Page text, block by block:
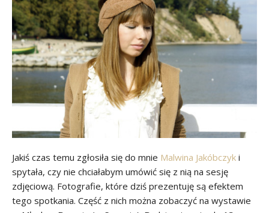
Jakiś czas temu zgłosiła się do mnie Malwina Jakóbczyk i
spytała, czy nie chciałabym umówić się z nią na sesję
zdjęciową. Fotografie, które dziś prezentuję są efektem
tego spotkania. Część z nich można zobaczyć na wystawie